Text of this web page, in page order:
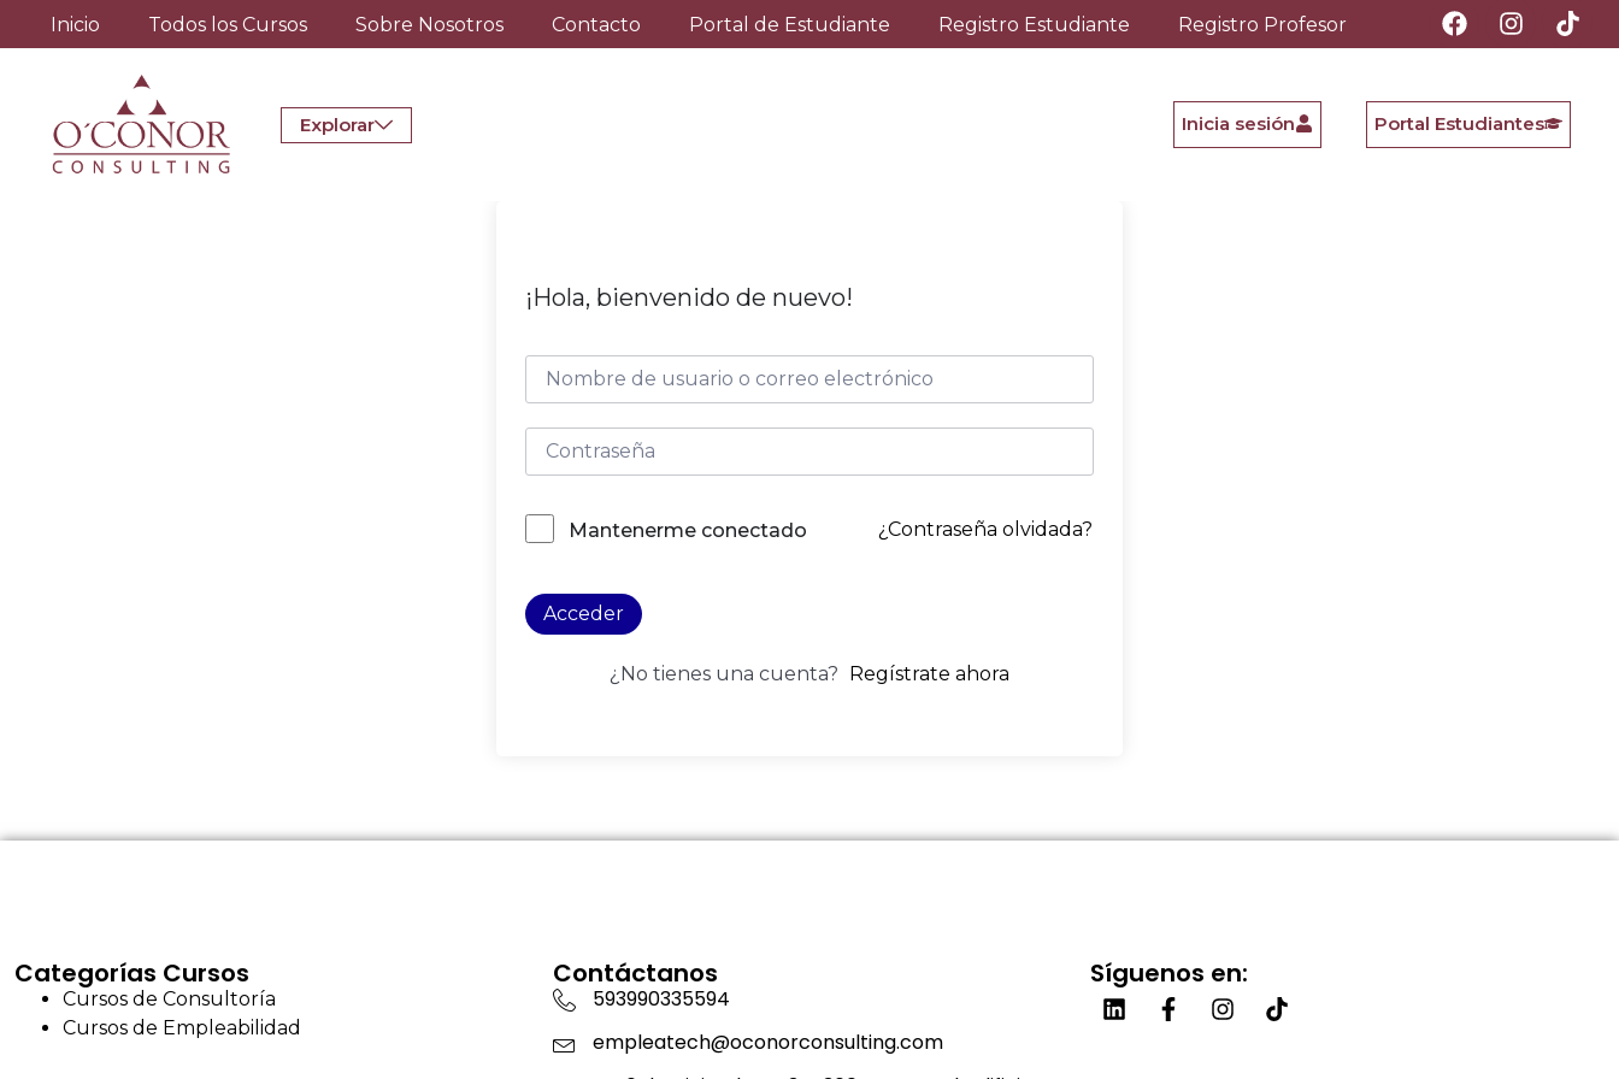
Inicio Todos los Cursos Sobre Nosotros Contacto Portal de Estudiante Registro Estudiante Registro Profesor
Explorar Inicia sesión Portal Estudiantes
¡Hola, bienvenido de nuevo!
Mantenerme conectado ¿Contraseña olvidada?
Acceder
¿No tienes una cuenta? Regístrate ahora
Categorías Cursos
Cursos de Consultoría
Cursos de Empleabilidad
Contáctanos
593990335594
empleatech@oconorconsulting.com
Síguenos en: